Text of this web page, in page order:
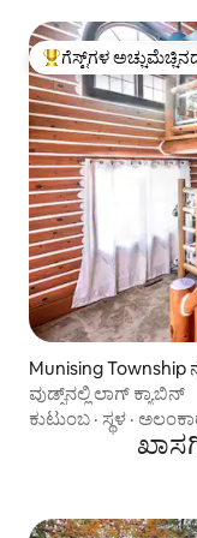
ಗೆಸ್ಟ್‌ಗಳಿಗೆ ಅತಿ ಹೆಚ್ಚು
ಗೆಸ್ಟ್‌ಗಳ
Munising Township
ವುಡ್ಸ್‌ನಲ್ಲಿ ಲಾಗ್ ಕ್ಯಾಬಿನ್
ಕುಟುಂಬ · ಸ್ಥಳ ·